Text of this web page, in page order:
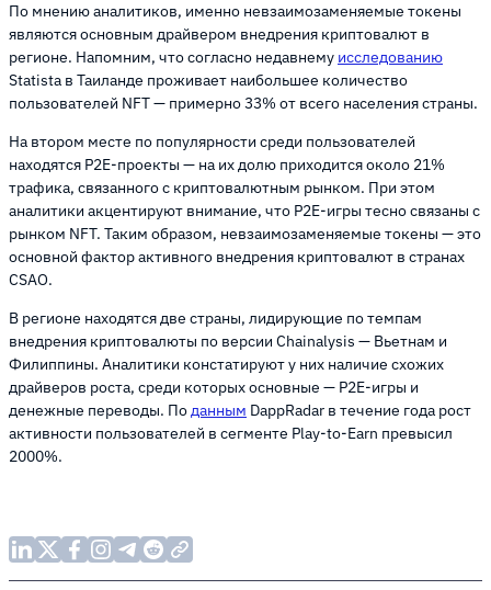
По мнению аналитиков, именно невзаимозаменяемые токены
являются основным драйвером внедрения криптовалют в
регионе. Напомним, что согласно недавнему исследованию
Statista в Таиланде проживает наибольшее количество
пользователей NFT — примерно 33% от всего населения страны.
На втором месте по популярности среди пользователей
находятся P2E-проекты — на их долю приходится около 21%
трафика, связанного с криптовалютным рынком. При этом
аналитики акцентируют внимание, что P2E-игры тесно связаны с
рынком NFT. Таким образом, невзаимозаменяемые токены — это
основной фактор активного внедрения криптовалют в странах
CSAO.
В регионе находятся две страны, лидирующие по темпам
внедрения криптовалюты по версии Chainalysis — Вьетнам и
Филиппины. Аналитики констатируют у них наличие схожих
драйверов роста, среди которых основные — P2E-игры и
денежные переводы. Поданным DappRadar в течение года рост
активности пользователей в сегменте Play-to-Earn превысил
2000%.